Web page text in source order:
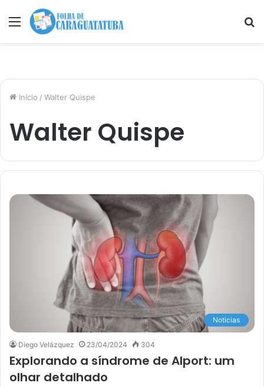
Menu
Início / Walter Quispe
Walter Quispe
Noticias
Diego Velázquez 23/04/2024 304
Explorando a síndrome de Alport: um
olhar detalhado